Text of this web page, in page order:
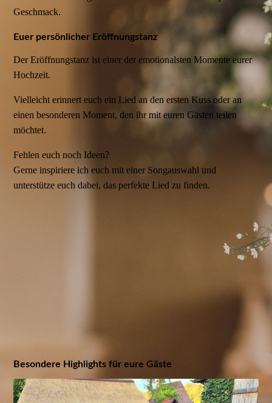
Geschmack.
Euer persönlicher Eröffnungstanz
Der Eröffnungstanz ist einer der emotionalsten Momente eurer
Hochzeit.
Vielleicht erinnert euch ein Lied an den ersten Kuss oder an
einen besonderen Moment, den ihr mit euren Gästen teilen
möchtet.
Fehlen euch noch Ideen?
Gerne inspiriere ich euch mit einer Songauswahl und
unterstütze euch dabei, das perfekte Lied zu finden.
Besondere Highlights für eure Gäste